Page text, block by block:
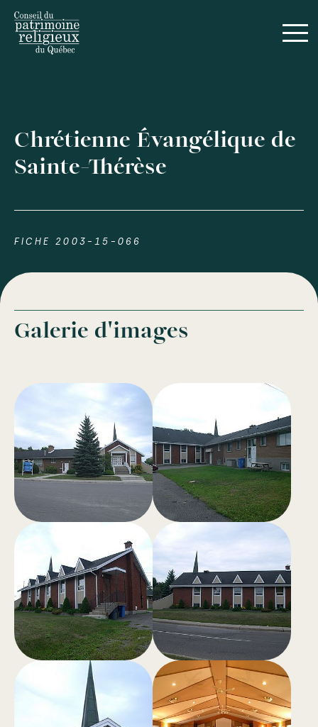
Chrétienne Évangélique de
Sainte-Thérèse
FICHE 2003-15-066
Galerie d'images